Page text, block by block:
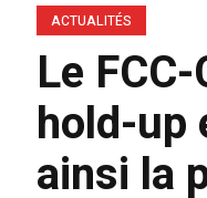
ACTUALITÉS
Le
hold-up
ainsi la